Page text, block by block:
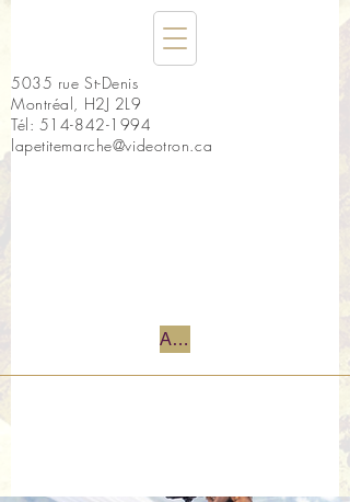
5035 rue St-Denis
Montréal, H2J 2L9
Tél: 514-842-1994
lapetitemarche@videotron.ca
Accueil